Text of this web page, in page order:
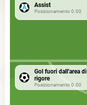
Assist
Posizionamento 0.00
Gol fuori dall'area di
rigore
Posizionamento0.00